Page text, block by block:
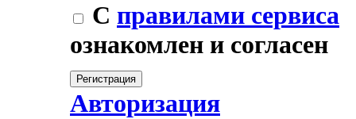
С правилами сервиса
ознакомлен и согласен
Авторизация